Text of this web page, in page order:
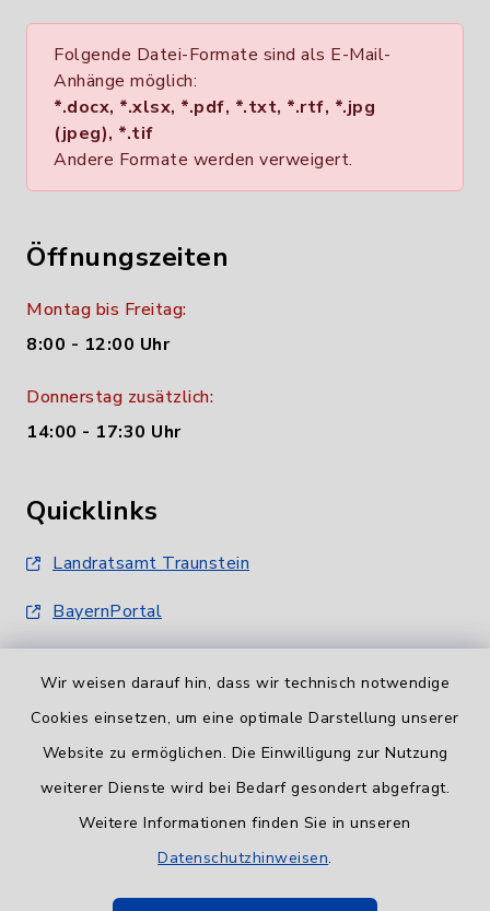
Wir weisen darauf hin, dass wir technisch notwendige
Cookies einsetzen, um eine optimale Darstellung unserer
Website zu ermöglichen. Die Einwilligung zur Nutzung
weiterer Dienste wird bei Bedarf gesondert abgefragt.
Weitere Informationen finden Sie in unseren
Datenschutzhinweisen.
Folgende Datei-Formate sind als E-Mail-
Anhänge möglich:
*.docx, *.xlsx, *.pdf, *.txt, *.rtf, *.jpg
(jpeg), *.tif
Andere Formate werden verweigert.
Öffnungszeiten
Montag bis Freitag:
8:00 - 12:00 Uhr
Donnerstag zusätzlich:
14:00 - 17:30 Uhr
Quicklinks
Landratsamt Traunstein
BayernPortal
Barrierefreiheit